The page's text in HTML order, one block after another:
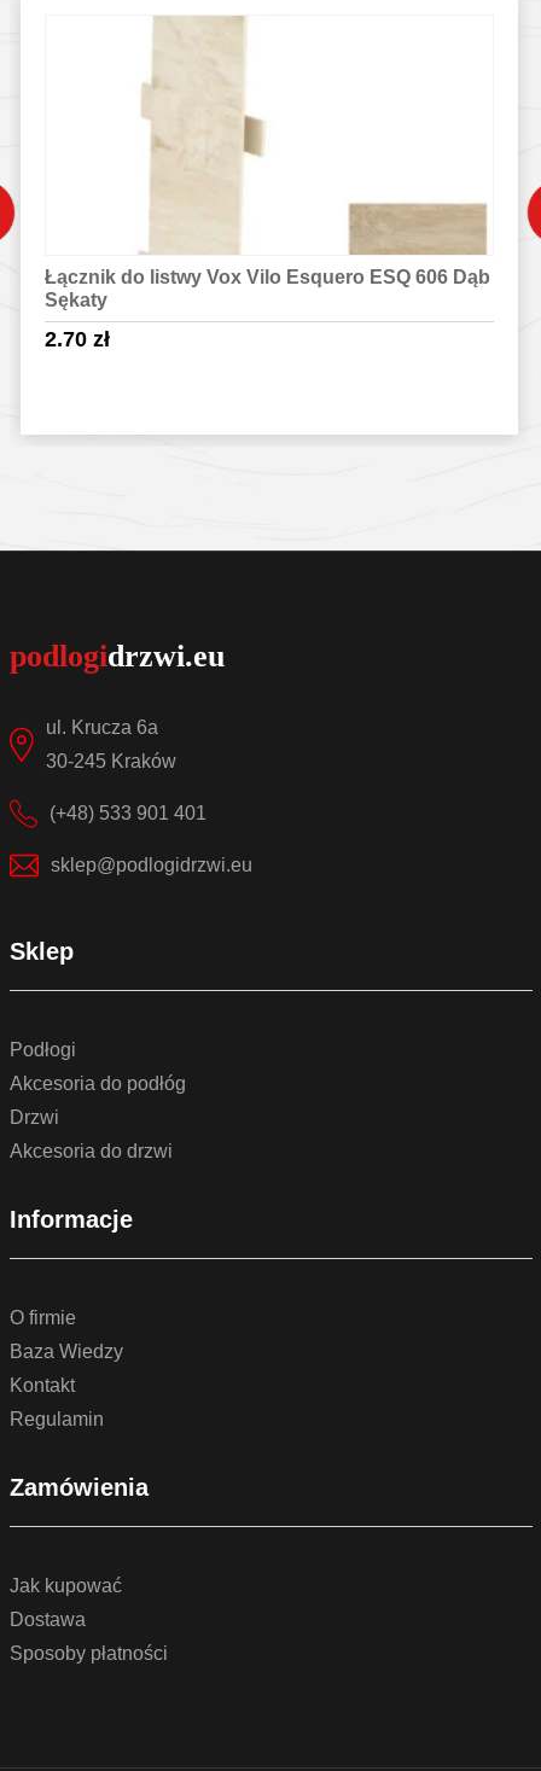
Łącznik do listwy Vox Vilo Esquero ESQ 606 Dąb
Sękaty
2.70 zł
ul. Krucza 6a
30-245 Kraków
(+48) 533 901 401
sklep@podlogidrzwi.eu
Sklep
Podłogi
Akcesoria do podłóg
Drzwi
Akcesoria do drzwi
Informacje
O firmie
Baza Wiedzy
Kontakt
Regulamin
Zamówienia
Jak kupować
Dostawa
Sposoby płatności